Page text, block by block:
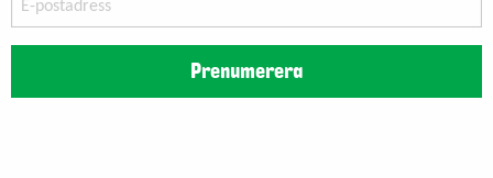
postadress
Prenumerera